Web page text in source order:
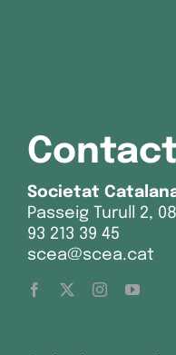
Societat
Passeig Turull 2,
93 213 39 45
scea@scea.cat